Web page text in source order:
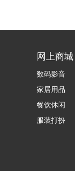
网上商城
数码影音
家居用品
餐饮休闲
服装打扮